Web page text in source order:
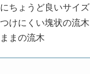
ちょうど良いサイズ
けにくい塊状の流木
まの流木